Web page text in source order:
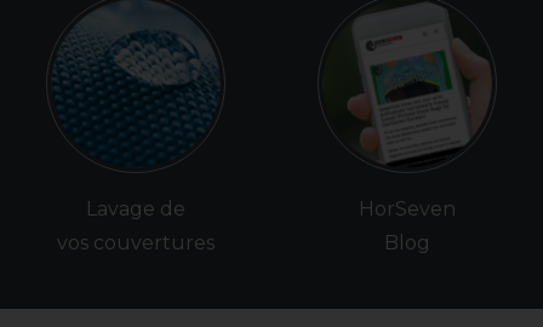
Lavage de
vos couvertures
HorSeven
Blog